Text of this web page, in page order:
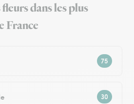
dans les plus
France